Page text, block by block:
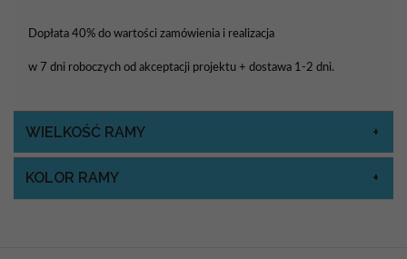
Dopłata 40% do wartości zamówienia i realizacja
w 7 dni roboczych od akceptacji projektu + dostawa 1-2 dni.
WIELKOŚĆ RAMY
KOLOR RAMY